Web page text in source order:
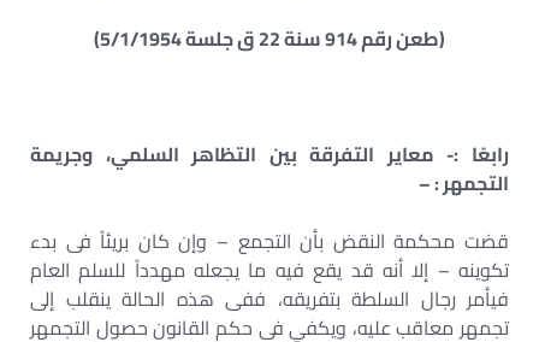
(طعن رقم 914 سنة 22 ق جلسة 5/1/1954)
رابعًا :- معاير التفرقة بين التظاهر السلمي، وجريمة
التجمهر : –
قضت محكمة النقض بأن التجمع – وإن كان بريئاً فى بدء
تكوينه – إلا أنه قد يقع فيه ما يجعله مهدداً للسلم العام
فيأمر رجال السلطة بتفريقه، ففى هذه الحالة ينقلب إلى
تجمهر معاقب عليه، ويكفي فى حكم القانون حصول التجمهر